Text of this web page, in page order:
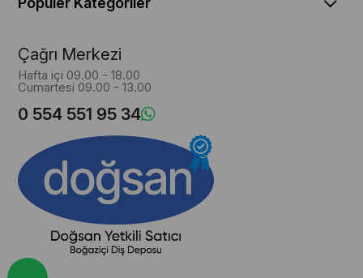
Çağrı Merkezi
Hafta içi 09.00 - 18.00
Cumartesi 09.00 - 13.00
0 554 551 95 34